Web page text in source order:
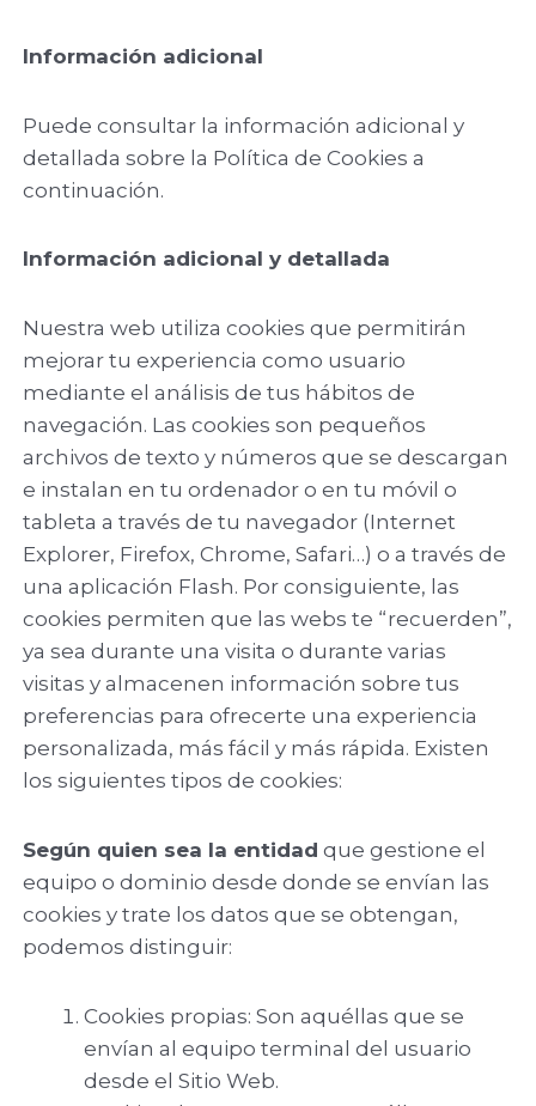
Información adicional
Puede consultar la información adicional y
detallada sobre la Política de Cookies a
continuación.
Información adicional y detallada
Nuestra web utiliza cookies que permitirán
mejorar tu experiencia como usuario
mediante el análisis de tus hábitos de
navegación. Las cookies son pequeños
archivos de texto y números que se descargan
e instalan en tu ordenador o en tu móvil o
tableta a través de tu navegador (Internet
Explorer, Firefox, Chrome, Safari…) o a través de
una aplicación Flash. Por consiguiente, las
cookies permiten que las webs te “recuerden”,
ya sea durante una visita o durante varias
visitas y almacenen información sobre tus
preferencias para ofrecerte una experiencia
personalizada, más fácil y más rápida. Existen
los siguientes tipos de cookies:
Según quien sea la entidad que gestione el
equipo o dominio desde donde se envían las
cookies y trate los datos que se obtengan,
podemos distinguir:
Cookies propias: Son aquéllas que se
envían al equipo terminal del usuario
desde el Sitio Web.